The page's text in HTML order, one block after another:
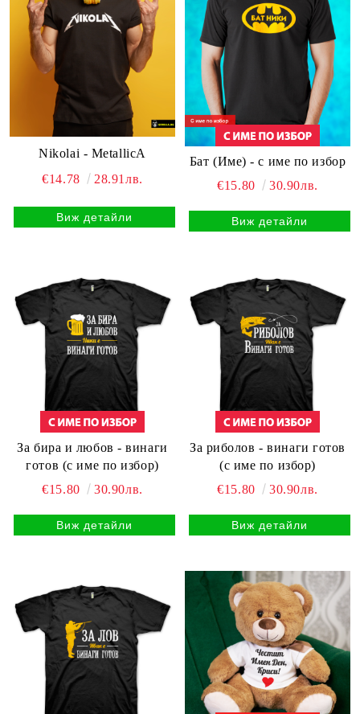
Nikolai - MetallicA
€14.78
28.91лв.
Виж детайли
Бат (Име) - с име по избор
€15.80
30.90лв.
Виж детайли
За бира и любов - винаги
готов (с име по избор)
€15.80
30.90лв.
Виж детайли
За риболов - винаги готов
(с име по избор)
€15.80
30.90лв.
Виж детайли